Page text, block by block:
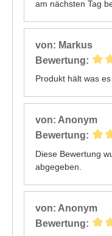
am nächsten Tag
von: Markus
Bewertung:
Produkt hält was
von: Anonym
Bewertung:
Diese Bewertung
abgegeben.
von: Anonym
Bewertung: